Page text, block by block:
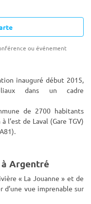
ou événement
inauguré début 2015,
dans un cadre
de 2700 habitants
l’est de Laval (Gare TGV)
à Argentré
« La Jouanne » et de
d’une vue imprenable sur